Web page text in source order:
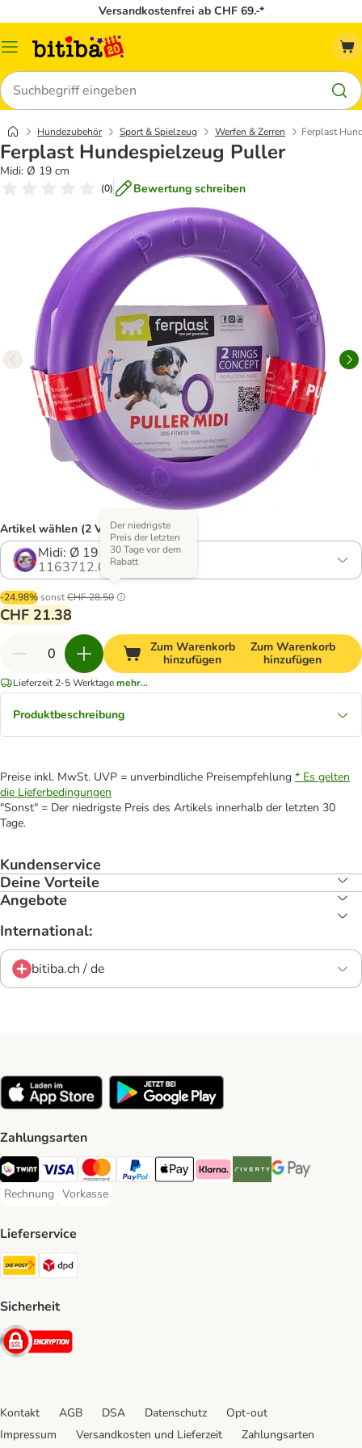
Versandkostenfrei ab CHF 69.-*
Menü
Suchen
Hundezubehör Sport & Spielzeug Werfen & Zerren Ferplast
Ferplast Hundespielzeug Puller
Midi: Ø 19 cm
(0) Bewertung schreiben
Artikel wählen (2 Varianten)
Midi: Ø 19 cm
1163712.0
-24.98%sonstCHF 28.50
Der niedrigste
Preis der letzten
30 Tage vor dem
Rabatt
CHF 21.38
Zum Warenkorb
hinzufügen
Zum Warenkorb
hinzufügen
Lieferzeit 2-5 Werktagemehr...
Produktbeschreibung
Preise inkl. MwSt. UVP = unverbindliche Preisempfehlung * Es gelten
die Lieferbedingungen
"Sonst" = Der niedrigste Preis des Artikels innerhalb der letzten 30
Tage.
Kundenservice
Deine Vorteile
Angebote
International:
bitiba.ch / de
Zahlungsarten
TWINT Payment Method
Visa Payment Method
MasterCard Payment Method
PayPal Payment Method
Apple Pay Payment Method
Klarna Payment Method
Riverty Payment Method
Google Pay
Rechnung
Rechnung Payment Method
Vorkasse
Vorkasse Payment Method
Lieferservice
Die Post Shipping Method
Sicherheit
Security
Kontakt AGB DSA Datenschutz
Opt-out
Impressum
Versandkosten und Lieferzeit Zahlungsarten